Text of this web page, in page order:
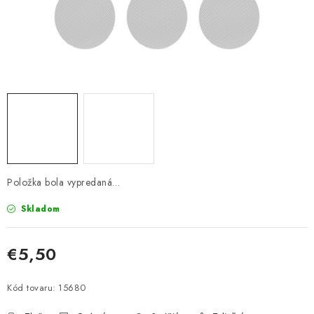
Bankové údaje
Veľkoobchod
Formulár na odstúpenie od zmluvy
Položka bola vypredaná…
Skladom
€5,50
Kód tovaru: 15680